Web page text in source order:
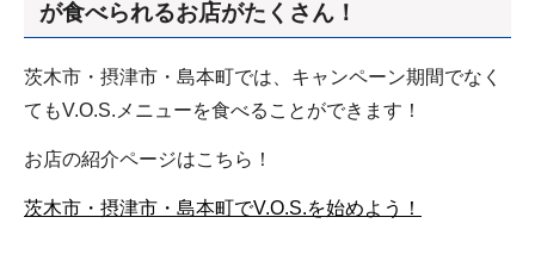
が食べられるお店がたくさん！
茨木市・摂津市・島本町では、キャンペーン期間でなく
てもV.O.S.メニューを食べることができます！
お店の紹介ページはこちら！
茨木市・摂津市・島本町でV.O.S.を始めよう！